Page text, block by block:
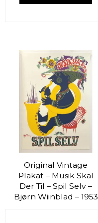
Original Vintage
Plakat – Musik Skal
Der Til – Spil Selv –
Bjørn Wiinblad – 1953